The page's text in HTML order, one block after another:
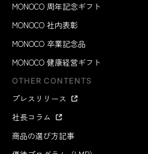
MONOCO 周年記念ギフト
MONOCO 社内表彰
MONOCO 卒業記念品
MONOCO 健康経営ギフト
OTHER CONTENTS
プレスリリース
社長コラム
商品の選び方記事